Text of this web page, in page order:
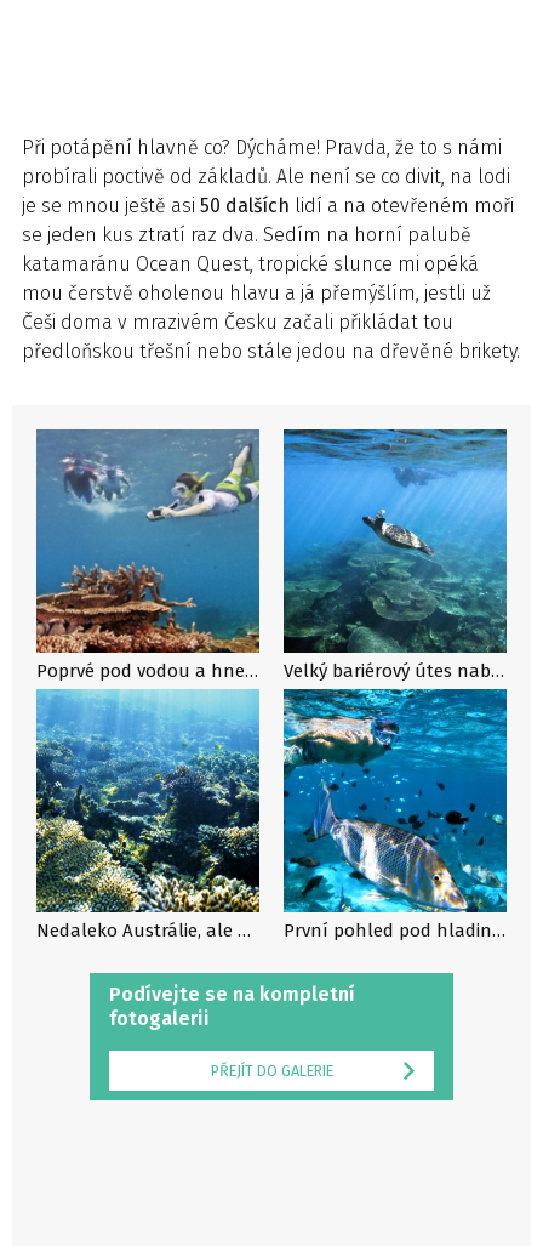
Při potápění hlavně co? Dýcháme! Pravda, že to s námi
probírali poctivě od základů. Ale není se co divit, na lodi
je se mnou ještě asi 50 dalších lidí a na otevřeném moři
se jeden kus ztratí raz dva. Sedím na horní palubě
katamaránu Ocean Quest, tropické slunce mi opéká
mou čerstvě oholenou hlavu a já přemýšlím, jestli už
Češi doma v mrazivém Česku začali přikládat tou
předloňskou třešní nebo stále jedou na dřevěné brikety.
Podívejte se na kompletní
fotogalerii
PŘEJÍT DO GALERIE
Poprvé pod vodou a hned v Austrálii na Velkém bariérovém útesu Velký bariérový útes nabízí i pohled na želvy
Nedaleko Austrálie, ale pod vodou! První pohled pod hladinu je nejkrásnější!